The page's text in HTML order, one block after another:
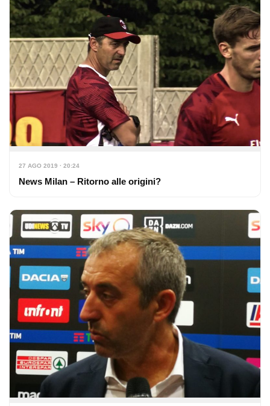
27 AGO 2019 · 20:24
News Milan – Ritorno alle origini?